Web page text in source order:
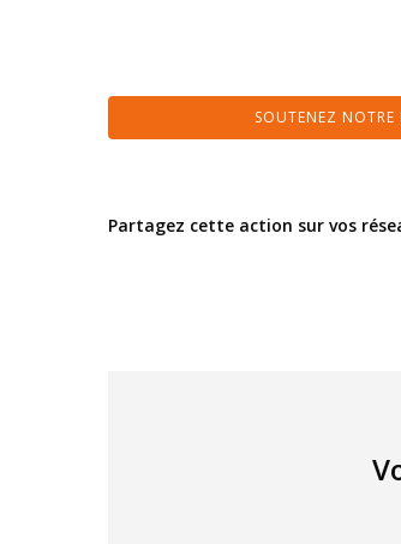
SOUTENEZ NOTRE
Partagez cette action sur vos